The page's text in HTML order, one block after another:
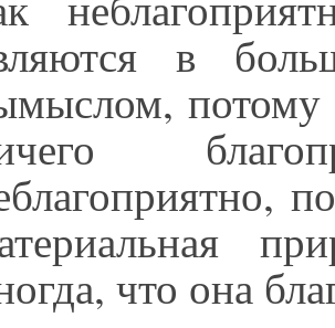
в
потому
что она